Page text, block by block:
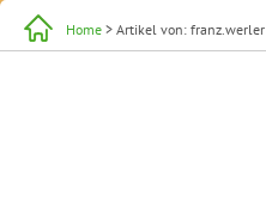
Home > Artikel von: franz.werler